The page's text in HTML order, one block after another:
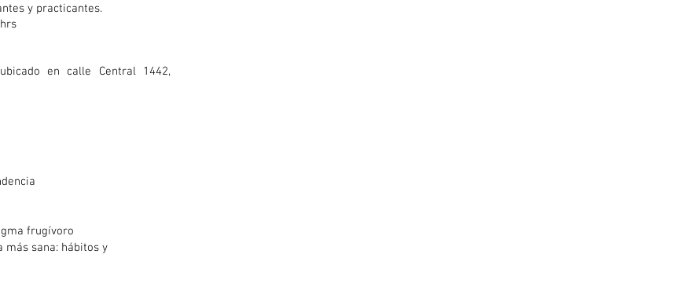
y practicantes.
en calle Central 1442,
frugívoro
más sana: hábitos y